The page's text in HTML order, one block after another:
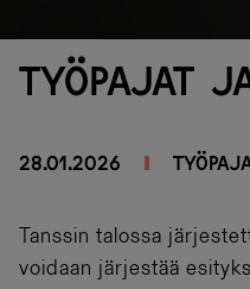
Työpajat
28.01.2026
Tanssin talossa
voidaan järjestää